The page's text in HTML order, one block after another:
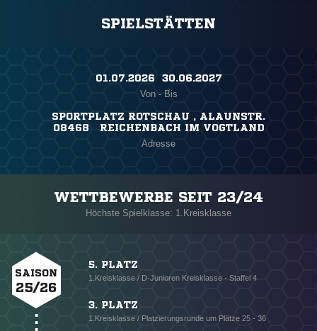
SPIELSTÄTTEN
01.07.2026 ​ 30.06.2027
Von - Bis
SPORTPLATZ ROTSCHAU , ALAUNSTR.
08468 REICHENBACH IM VOGTLAND
Adresse
WETTBEWERBE SEIT 23/24
Höchste Spielklasse: 1.Kreisklasse
SAISON
25/26
5. PLATZ
1.Kreisklasse / D-Junioren Kreisklasse - Staffel 4
3. PLATZ
1.Kreisklasse / Platzierungsrunde um Plätze 25 - 36